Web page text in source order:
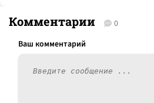
Комментарии 0